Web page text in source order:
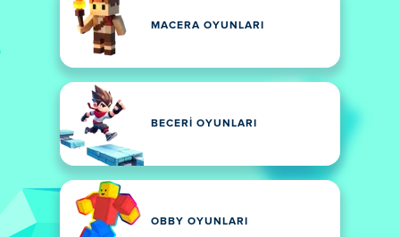
MACERA OYUNLARI
BECERI OYUNLARI
OBBY OYUNLARI